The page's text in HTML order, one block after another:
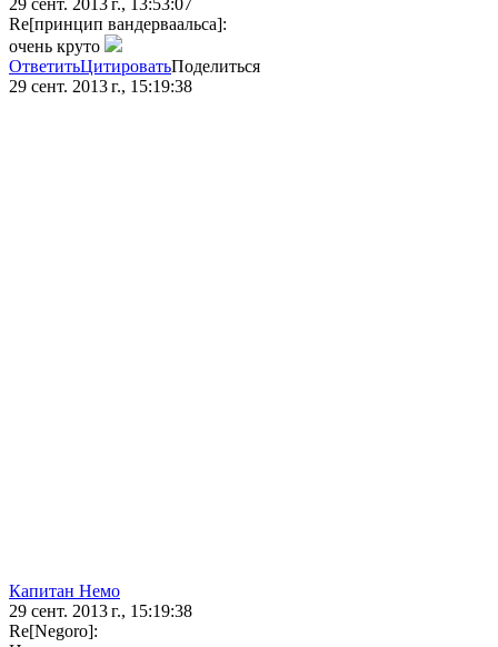
29 сент. 2013 г., 13:53:07
Re[принцип вандерваальса]:
очень круто
ОтветитьЦитироватьПоделиться
29 сент. 2013 г., 15:19:38
Капитан Немо
29 сент. 2013 г., 15:19:38
Re[Negoro]: